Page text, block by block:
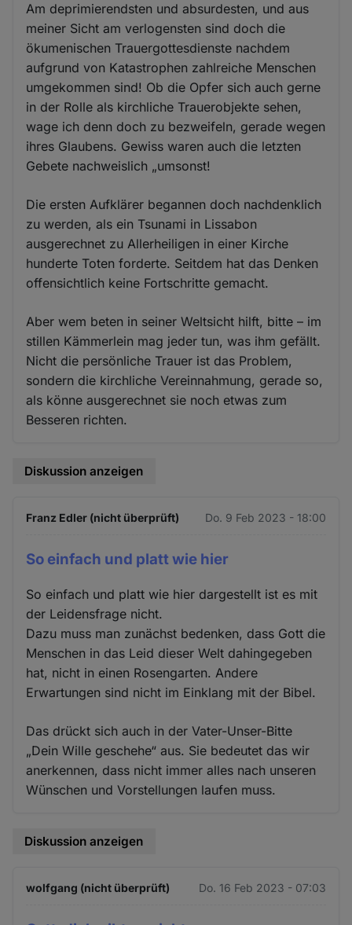
Am deprimierendsten und absurdesten, und aus
meiner Sicht am verlogensten sind doch die
ökumenischen Trauergottesdienste nachdem
aufgrund von Katastrophen zahlreiche Menschen
umgekommen sind! Ob die Opfer sich auch gerne
in der Rolle als kirchliche Trauerobjekte sehen,
wage ich denn doch zu bezweifeln, gerade wegen
ihres Glaubens. Gewiss waren auch die letzten
Gebete nachweislich „umsonst!
Die ersten Aufklärer begannen doch nachdenklich
zu werden, als ein Tsunami in Lissabon
ausgerechnet zu Allerheiligen in einer Kirche
hunderte Toten forderte. Seitdem hat das Denken
offensichtlich keine Fortschritte gemacht.
Aber wem beten in seiner Weltsicht hilft, bitte – im
stillen Kämmerlein mag jeder tun, was ihm gefällt.
Nicht die persönliche Trauer ist das Problem,
sondern die kirchliche Vereinnahmung, gerade so,
als könne ausgerechnet sie noch etwas zum
Besseren richten.
Diskussion anzeigen
Franz Edler (nicht überprüft) Do. 9 Feb 2023 - 18:00
So einfach und platt wie hier
So einfach und platt wie hier dargestellt ist es mit
der Leidensfrage nicht.
Dazu muss man zunächst bedenken, dass Gott die
Menschen in das Leid dieser Welt dahingegeben
hat, nicht in einen Rosengarten. Andere
Erwartungen sind nicht im Einklang mit der Bibel.
Das drückt sich auch in der Vater-Unser-Bitte
„Dein Wille geschehe“ aus. Sie bedeutet das wir
anerkennen, dass nicht immer alles nach unseren
Wünschen und Vorstellungen laufen muss.
Diskussion anzeigen
wolfgang (nicht überprüft) Do. 16 Feb 2023 - 07:03